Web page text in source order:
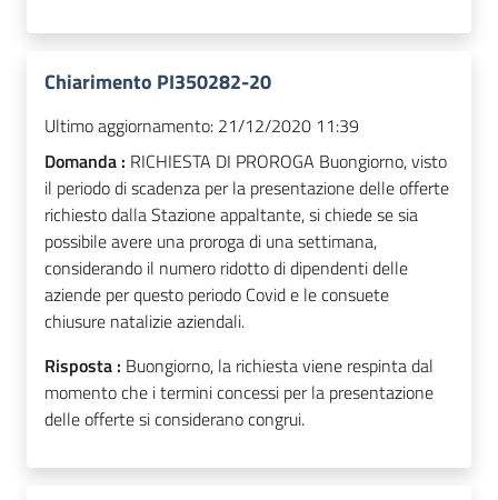
Chiarimento PI350282-20
Ultimo aggiornamento: 21/12/2020 11:39
Domanda : RICHIESTA DI PROROGA Buongiorno, visto
il periodo di scadenza per la presentazione delle offerte
richiesto dalla Stazione appaltante, si chiede se sia
possibile avere una proroga di una settimana,
considerando il numero ridotto di dipendenti delle
aziende per questo periodo Covid e le consuete
chiusure natalizie aziendali.
Risposta : Buongiorno, la richiesta viene respinta dal
momento che i termini concessi per la presentazione
delle offerte si considerano congrui.